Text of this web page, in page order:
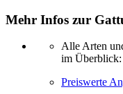
Mehr Infos zur
Alle Arten
im Überblick:
Preiswerte